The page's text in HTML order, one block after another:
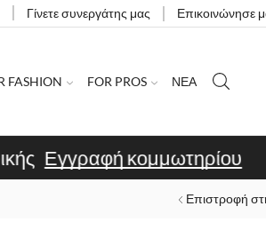
Γίνετε συνεργάτης μας Επικοινώνησε
FASHION FOR PROS ΝΕΑ
Επιστροφή